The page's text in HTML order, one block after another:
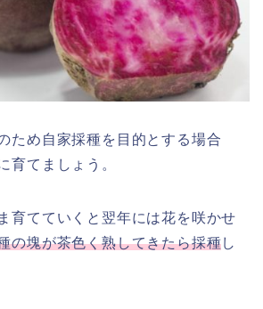
ため自家採種を目的とする場合
育てましょう。
育てていくと翌年には花を咲かせ
の塊が茶色く熟してきたら採種し